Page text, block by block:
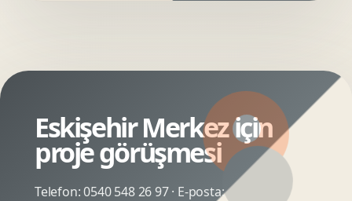
Eskişehir Merkez için
proje görüşmesi
Telefon:0540 548 26 97· E-posta: